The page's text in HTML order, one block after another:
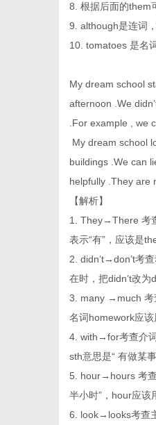
8. 根据后面的them
9. although是连词
10. tomatoes 是名
My dream school
afternoon .We
.For example , we
My dream school
buildings .We can
helpfully .They are
【解析】
1. They→There 考
表示“有”，应该是
2. didn’t→don’t考
在时，把didn’t改为
3. many →much 考
名词homework应该
4. with→for考查介
sth意思是“ 有做某
5. hour→hours 考
半小时”，hour应该
6. look→looks考查